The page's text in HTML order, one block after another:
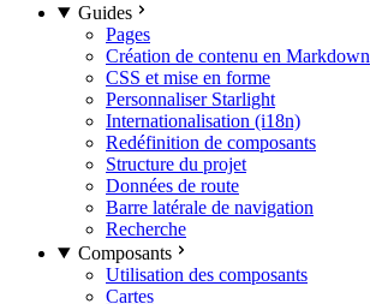
Guides
Pages
Création de contenu en Markdown
CSS et mise en forme
Personnaliser Starlight
Internationalisation (i18n)
Redéfinition de composants
Structure du projet
Données de route
Barre latérale de navigation
Recherche
Composants
Utilisation des composants
Cartes